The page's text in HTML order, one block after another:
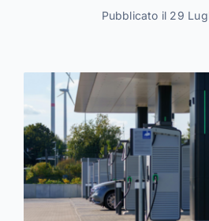
Pubblicato il 29